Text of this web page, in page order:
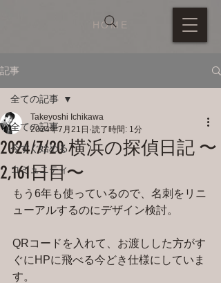
HOME
記事
全ての記事
今すぐ始める
コミュニティ
全ての記事
2024/7/20 横浜の探偵日記 〜
2,161日目〜
Takeyoshi Ichikawa
2024年7月21日 読了時間: 1分
もう6年も使っているので、名刺をリニ
ューアルするのにデザイン検討。
QRコードを入れて、お渡しした方がす
ぐにHPに飛べる今どき仕様にしていま
す。